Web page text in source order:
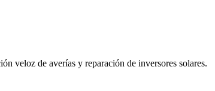
veloz de averías y reparación de inversores solares.